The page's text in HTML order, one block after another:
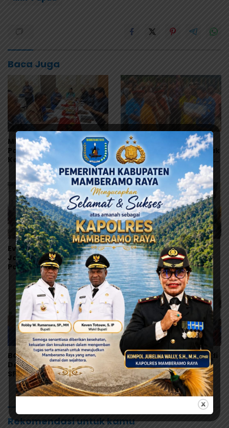
Baca Juga
MRP Tegaskan Dukungan
Papua Utara: “Ini Soal
Keadilan bagi Saireri”
Warisan Leluhur Pulang
ke Papua, Ribuan Artefak
dari Amerika Diserahkan
ke Museum Uncen
Evaluasi Total MBG di
Jayapura, Pemerintah
Pastikan Keamanan dan
Kualitas Makanan
Tonny Tesar Serap
Aspirasi MRP, Lanjutkan
Perjuangan Matius
Awaitouw, Kawal
Perlindungan RUU
Masyarakat Adat
BGN Akui Kelalaian di
Dapur MBG Jayapura,
SPPG Disetop Sementara
dan Dievaluasi Total
Kasus Keracunan MBG di
Depapre Tembus 527
Korban, Dinkes Papua
Pastikan Tak Ada Pasien
Kritis
Rekomendasi untuk kamu